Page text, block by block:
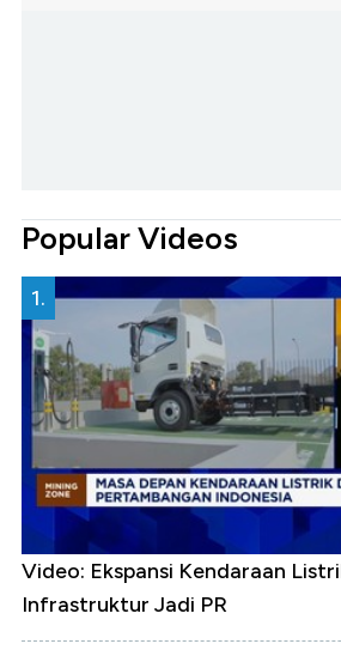
Popular Videos
1.
Video: Ekspansi Kendaraan
Infrastruktur Jadi PR